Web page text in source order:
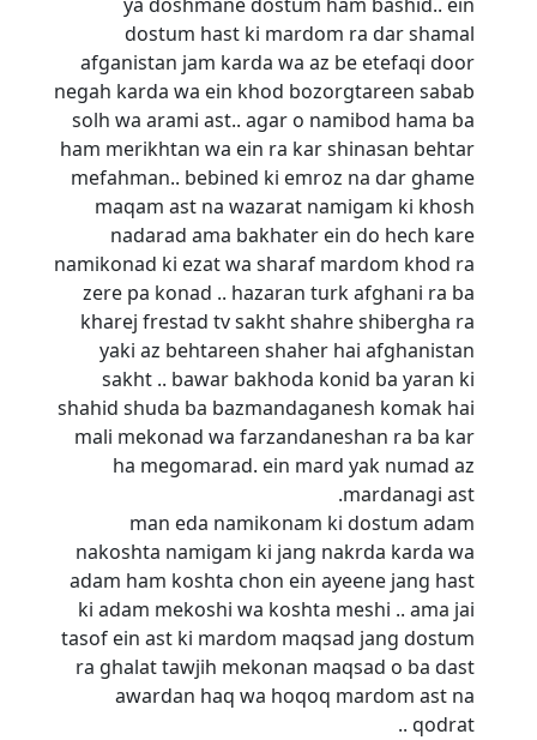
ya doshmane dostum ham bashid.. ein
dostum hast ki mardom ra dar shamal
afganistan jam karda wa az be etefaqi door
negah karda wa ein khod bozorgtareen sabab
solh wa arami ast.. agar o namibod hama ba
ham merikhtan wa ein ra kar shinasan behtar
mefahman.. bebined ki emroz na dar ghame
maqam ast na wazarat namigam ki khosh
nadarad ama bakhater ein do hech kare
namikonad ki ezat wa sharaf mardom khod ra
zere pa konad .. hazaran turk afghani ra ba
kharej frestad tv sakht shahre shibergha ra
yaki az behtareen shaher hai afghanistan
sakht .. bawar bakhoda konid ba yaran ki
shahid shuda ba bazmandaganesh komak hai
mali mekonad wa farzandaneshan ra ba kar
ha megomarad. ein mard yak numad az
mardanagi ast.
man eda namikonam ki dostum adam
nakoshta namigam ki jang nakrda karda wa
adam ham koshta chon ein ayeene jang hast
ki adam mekoshi wa koshta meshi .. ama jai
tasof ein ast ki mardom maqsad jang dostum
ra ghalat tawjih mekonan maqsad o ba dast
awardan haq wa hoqoq mardom ast na
qodrat ..